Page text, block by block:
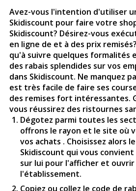
Avez-vous l'intention d'utiliser
Skidiscount pour faire votre
Skidiscount? Désirez-vous
en ligne de et à des prix
qu'à suivre quelques formalités
des rabais splendides sur vos
dans Skidiscount. Ne manquez
est très facile de faire ses
des remises fort intéressantes.
vous réussirez des ristournes
Dégotez parmi toutes les
offrons le rayon et le site où
vos achats . Choisissez alors
Skidiscount qui vous
sur lui pour l'afficher et
l'établissement.
Copiez ou collez le code de